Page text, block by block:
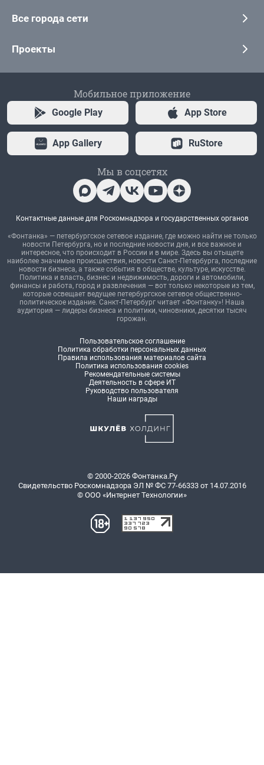
Все города сети
Проекты
Мобильное приложение
Google Play App Store
App Gallery RuStore
Мы в соцсетях
Контактные данные для Роскомнадзора и государственных органов
«Фонтанка» — петербургское сетевое издание, где можно найти не только
новости Петербурга, но и последние новости дня, и все важное и
интересное, что происходит в России и в мире. Здесь вы отыщете
наиболее значимые происшествия, новости Санкт-Петербурга, последние
новости бизнеса, а также события в обществе, культуре, искусстве.
Политика и власть, бизнес и недвижимость, дороги и автомобили,
финансы и работа, город и развлечения — вот только некоторые из тем,
которые освещает ведущее петербургское сетевое общественно-
политическое издание. Санкт-Петербург читает «Фонтанку»! Наша
аудитория — лидеры бизнеса и политики, чиновники, десятки тысяч
горожан.
Пользовательское соглашение
Политика обработки персональных данных
Правила использования материалов сайта
Политика использования cookies
Рекомендательные системы
Деятельность в сфере ИТ
Руководство пользователя
Наши награды
© 2000-2026 Фонтанка.Ру
Свидетельство Роскомнадзора ЭЛ № ФС 77-66333 от 14.07.2016
© ООО «Интернет Технологии»